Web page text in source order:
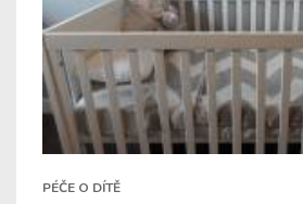
PÉČE O DÍTĚ